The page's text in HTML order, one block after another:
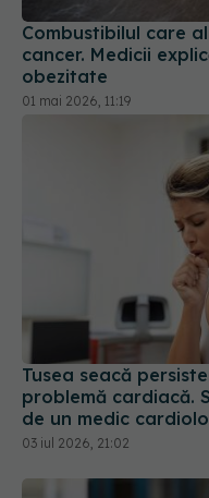
Tusea seacă
problemă cardiacă.
de un medic cardiolog
03 iul 2026, 21:02